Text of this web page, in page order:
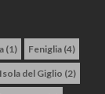
(1) Feniglia (4)
Isola del Giglio (2)